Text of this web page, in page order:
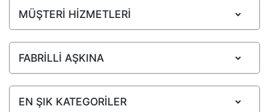
MÜŞTERİ HİZMETLERİ
FABRİLLİ AŞKINA
EN ŞIK KATEGORİLER